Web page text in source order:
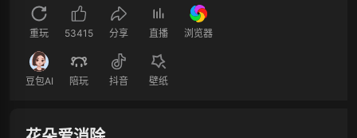
重玩 53415 分享 直播 浏览器
豆包AI 陪玩 抖音 壁纸